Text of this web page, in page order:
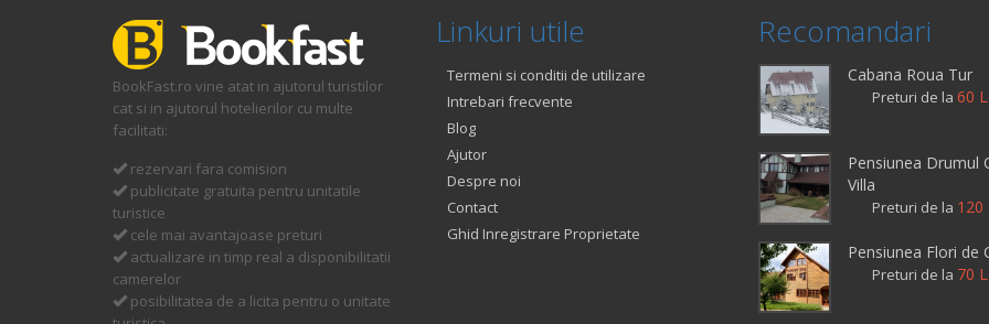
BookFast.ro vine atat in ajutorul turistilor
cat si in ajutorul hotelierilor cu multe
facilitati:
rezervari fara comision
publicitate gratuita pentru unitatile
turistice
cele mai avantajoase preturi
actualizare in timp real a disponibilitatii
camerelor
posibilitatea de a licita pentru o unitate
Linkuri utile
Termeni si conditii de utilizare
Intrebari frecvente
Blog
Ajutor
Despre noi
Contact
Ghid Inregistrare Proprietate
Recomandari
Cabana Roua Tur
Preturi de la 60
Pensiunea Drumul
Villa
Preturi de la 120
Pensiunea Flori de
Preturi de la 70